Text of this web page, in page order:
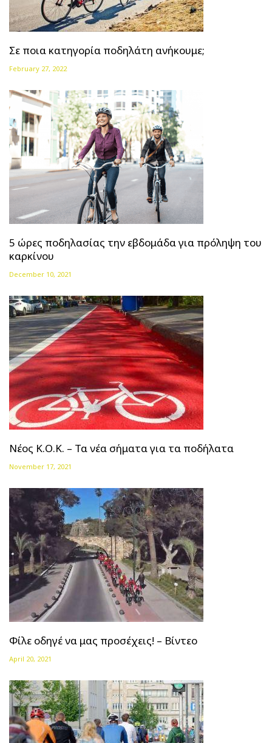
Σε ποια κατηγορία ποδηλάτη ανήκουμε;
February 27, 2022
5 ώρες ποδηλασίας την εβδομάδα για πρόληψη του
καρκίνου
December 10, 2021
Νέος Κ.Ο.Κ. – Τα νέα σήματα για τα ποδήλατα
November 17, 2021
Φίλε οδηγέ να μας προσέχεις! – Βίντεο
April 20, 2021